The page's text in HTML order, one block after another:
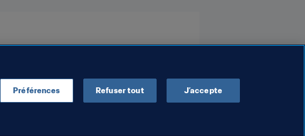
Préférences Refuser tout J’accepte